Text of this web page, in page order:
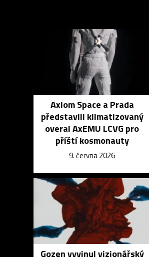
Axiom Space a Prada
představili klimatizovaný
overal AxEMU LCVG pro
příští kosmonauty
9. června 2026
Gozen vyvinul vizionářský